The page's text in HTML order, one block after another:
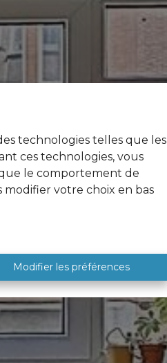
technologies telles que les
ces technologies, vous
le comportement de
votre choix en bas
Modifier les préférences